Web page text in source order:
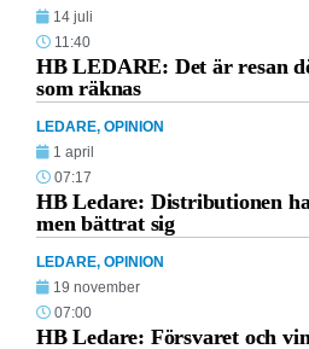
14 juli
11:40
HB LEDARE: Det är resan
som räknas
LEDARE, OPINION
1 april
07:17
HB Ledare: Distributionen
men bättrat sig
LEDARE, OPINION
19 november
07:00
HB Ledare: Försvaret och